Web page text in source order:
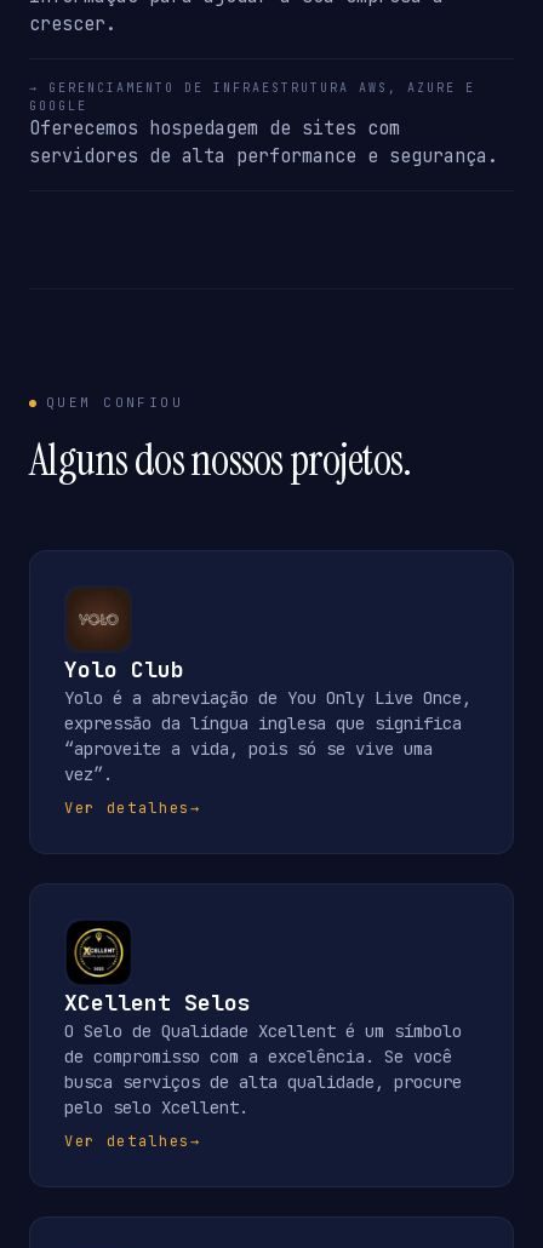
crescer.
→ GERENCIAMENTO DE INFRAESTRUTURA AWS, AZURE E
GOOGLE
Oferecemos hospedagem de sites com
servidores de alta performance e segurança.
QUEM CONFIOU
Alguns dos nossos projetos.
Yolo Club
Yolo é a abreviação de You Only Live Once,
expressão da língua inglesa que significa
“aproveite a vida, pois só se vive uma
vez”.
Ver detalhes→
XCellent Selos
O Selo de Qualidade Xcellent é um símbolo
de compromisso com a excelência. Se você
busca serviços de alta qualidade, procure
pelo selo Xcellent.
Ver detalhes→